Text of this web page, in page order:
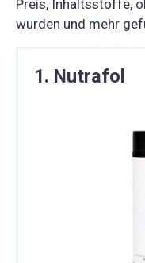
Preis, Inhaltsstoffe,
wurden und mehr
1. Nutrafol